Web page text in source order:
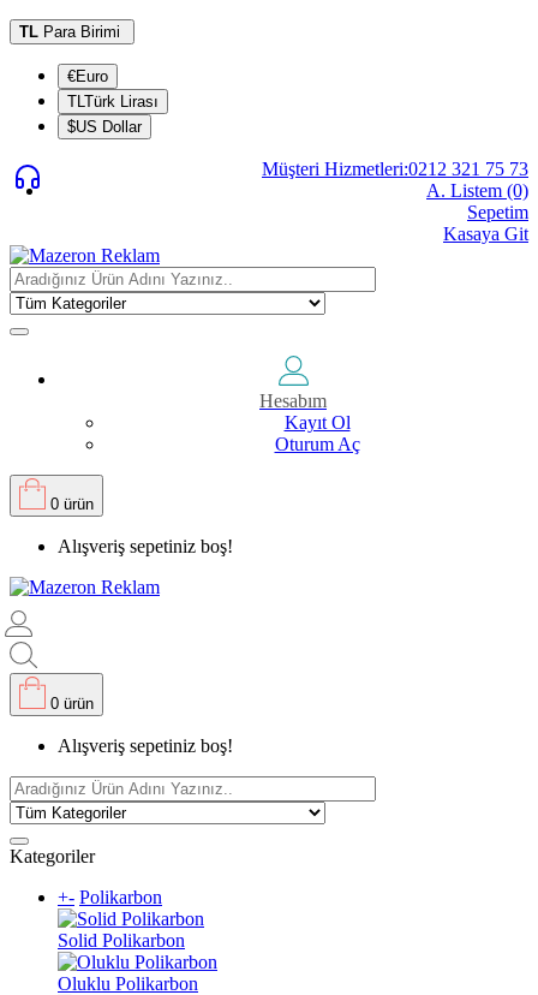
TL Para Birimi
€Euro
TLTürk Lirası
$US Dollar
Müşteri Hizmetleri:0212 321 75 73
A. Listem (0)
Sepetim
Kasaya Git
Hesabım
Kayıt Ol
Oturum Aç
0 ürün
Alışveriş sepetiniz boş!
0 ürün
Alışveriş sepetiniz boş!
Kategoriler
+- Polikarbon
Solid Polikarbon
Oluklu Polikarbon